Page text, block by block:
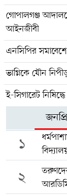
গোপালগঞ্জ
আইনজীবী
এনসিপির
ভাগ্নিকে যৌন
ই-সিগারেট
১
২